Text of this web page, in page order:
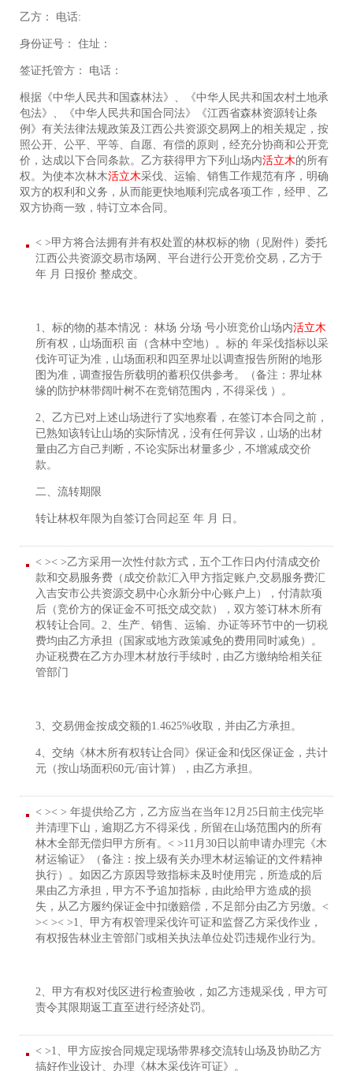
乙方： 电话:
身份证号： 住址：
签证托管方： 电话：
根据《中华人民共和国森林法》、《中华人民共和国农村土地承
包法》、《中华人民共和国合同法》《江西省森林资源转让条
例》有关法律法规政策及江西公共资源交易网上的相关规定，按
照公开、公平、平等、自愿、有偿的原则，经充分协商和公开竞
价，达成以下合同条款。乙方获得甲方下列山场内活立木的所有
权。为使本次林木活立木采伐、运输、销售工作规范有序，明确
双方的权利和义务，从而能更快地顺利完成各项工作，经甲、乙
双方协商一致，特订立本合同。
< >甲方将合法拥有并有权处置的林权标的物（见附件）委托
江西公共资源交易市场网、平台进行公开竞价交易，乙方于
年 月 日报价 整成交。
1、标的物的基本情况： 林场 分场 号小班竞价山场内活立木
所有权，山场面积 亩（含林中空地）。标的 年采伐指标以采
伐许可证为准，山场面积和四至界址以调查报告所附的地形
图为准，调查报告所载明的蓄积仅供参考。（备注：界址林
缘的防护林带阔叶树不在竞销范围内，不得采伐 ）。
2、乙方已对上述山场进行了实地察看，在签订本合同之前，
已熟知该转让山场的实际情况，没有任何异议，山场的出材
量由乙方自己判断，不论实际出材量多少，不增减成交价
款。
二、流转期限
转让林权年限为自签订合同起至 年 月 日。
< >< >乙方采用一次性付款方式，五个工作日内付清成交价
款和交易服务费（成交价款汇入甲方指定账户,交易服务费汇
入吉安市公共资源交易中心永新分中心账户上），付清款项
后（竞价方的保证金不可抵交成交款），双方签订林木所有
权转让合同。2、生产、销售、运输、办证等环节中的一切税
费均由乙方承担（国家或地方政策减免的费用同时减免）。
办证税费在乙方办理木材放行手续时，由乙方缴纳给相关征
管部门
3、交易佣金按成交额的1.4625%收取，并由乙方承担。
4、交纳《林木所有权转让合同》保证金和伐区保证金，共计
元（按山场面积60元/亩计算），由乙方承担。
< >< > 年提供给乙方，乙方应当在当年12月25日前主伐完毕
并清理下山，逾期乙方不得采伐，所留在山场范围内的所有
林木全部无偿归甲方所有。< >11月30日以前申请办理完《木
材运输证》（备注：按上级有关办理木材运输证的文件精神
执行）。如因乙方原因导致指标未及时使用完，所造成的后
果由乙方承担，甲方不予追加指标，由此给甲方造成的损
失，从乙方履约保证金中扣缴赔偿，不足部分由乙方另缴。<
>< >< >1、甲方有权管理采伐许可证和监督乙方采伐作业，
有权报告林业主管部门或相关执法单位处罚违规作业行为。
2、甲方有权对伐区进行检查验收，如乙方违规采伐，甲方可
责令其限期返工直至进行经济处罚。
< >1、甲方应按合同规定现场带界移交流转山场及协助乙方
搞好作业设计、办理《林木采伐许可证》。